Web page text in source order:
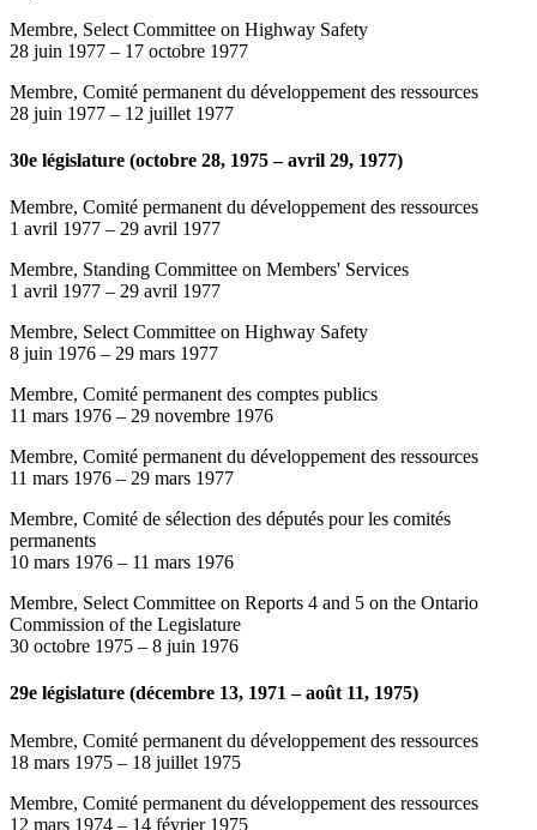
Membre, Select Committee on Highway Safety
28 juin 1977 – 17 octobre 1977
Membre, Comité permanent du développement des ressources
28 juin 1977 – 12 juillet 1977
30e législature (octobre 28, 1975 – avril 29, 1977)
Membre, Comité permanent du développement des ressources
1 avril 1977 – 29 avril 1977
Membre, Standing Committee on Members' Services
1 avril 1977 – 29 avril 1977
Membre, Select Committee on Highway Safety
8 juin 1976 – 29 mars 1977
Membre, Comité permanent des comptes publics
11 mars 1976 – 29 novembre 1976
Membre, Comité permanent du développement des ressources
11 mars 1976 – 29 mars 1977
Membre, Comité de sélection des députés pour les comités
permanents
10 mars 1976 – 11 mars 1976
Membre, Select Committee on Reports 4 and 5 on the Ontario
Commission of the Legislature
30 octobre 1975 – 8 juin 1976
29e législature (décembre 13, 1971 – août 11, 1975)
Membre, Comité permanent du développement des ressources
18 mars 1975 – 18 juillet 1975
Membre, Comité permanent du développement des ressources
12 mars 1974 – 14 février 1975